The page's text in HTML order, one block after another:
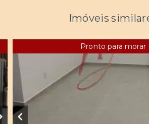
Imóveis
Pronto para morar